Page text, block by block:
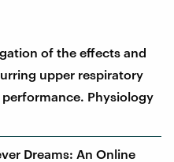
of the effects and
upper respiratory
Physiology
Dreams: An Online